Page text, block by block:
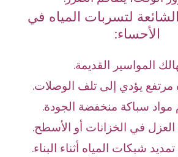
لتسربات المياه في
الأحساء:
المواسير القديمة.
يؤدي إلى تلف الوصلات.
مواد سباكة منخفضة الجودة.
في الخزانات أو الأسطح.
شبكات المياه أثناء البناء.